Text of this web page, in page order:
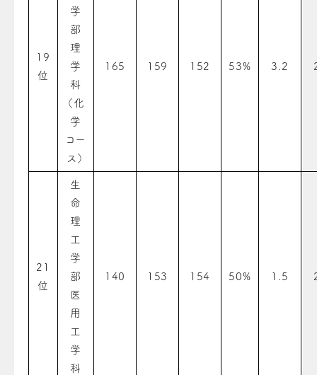
19
位
学
部
理
学
科
（化
学
コー
ス）
165 159 152 53% 3.2
21
位
生
命
理
工
学
部
医
用
工
学
科
140 153 154 50% 1.5